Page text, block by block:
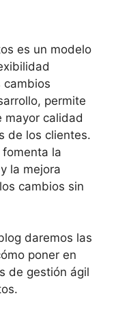
es un modelo
cambios
permite
mayor calidad
de los clientes.
la
la mejora
cambios sin
daremos las
poner en
de gestión ágil